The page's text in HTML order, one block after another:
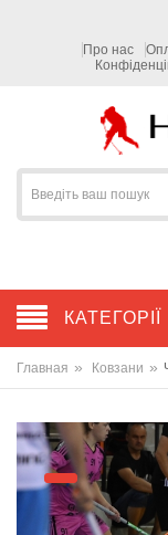
Про нас
КАТЕГОРІЇ
Главная » Ковзани »